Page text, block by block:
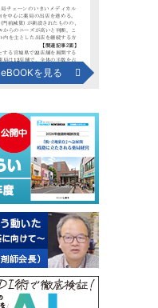
eBOOKを見る